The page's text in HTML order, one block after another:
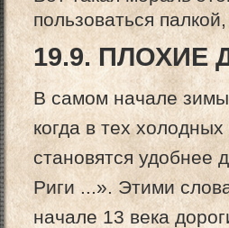
пользоваться
19.9. ПЛОХИЕ
В самом начале
когда в тех
становятся удобнее
Риги ...». Этими
начале 13 века